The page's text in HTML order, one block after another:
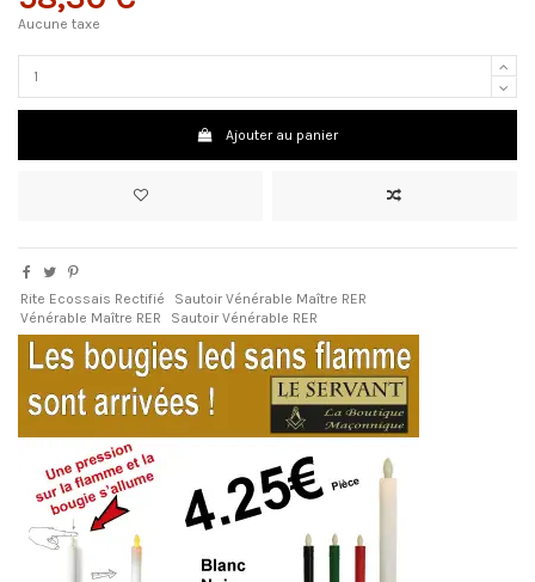
Aucune taxe
Ajouter au panier
Rite Ecossais Rectifié
Sautoir Vénérable Maître RER
Vénérable Maître RER
Sautoir Vénérable RER